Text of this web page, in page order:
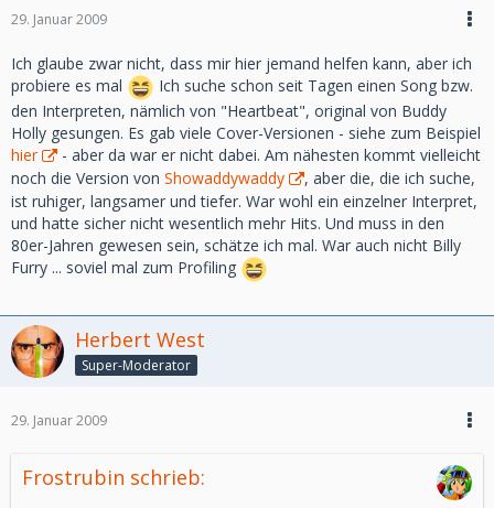
29. Januar 2009
Ich glaube zwar nicht, dass mir hier jemand helfen kann, aber ich
probiere es mal
Ich suche schon seit Tagen einen Song bzw.
den Interpreten, nämlich von "Heartbeat", original von Buddy
Holly gesungen. Es gab viele Cover-Versionen - siehe zum Beispiel
hier
- aber da war er nicht dabei. Am nähesten kommt vielleicht
noch die Version von Showaddywaddy
, aber die, die ich suche,
ist ruhiger, langsamer und tiefer. War wohl ein einzelner Interpret,
und hatte sicher nicht wesentlich mehr Hits. Und muss in den
80er-Jahren gewesen sein, schätze ich mal. War auch nicht Billy
Furry ... soviel mal zum Profiling
Herbert West
Super-Moderator
29. Januar 2009
Frostrubin schrieb: